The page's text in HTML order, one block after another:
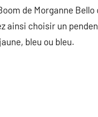
de Morganne
ainsi choisir un
bleu ou bleu.